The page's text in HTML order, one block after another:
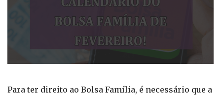
Para ter direito ao Bolsa Família, é necessário que a